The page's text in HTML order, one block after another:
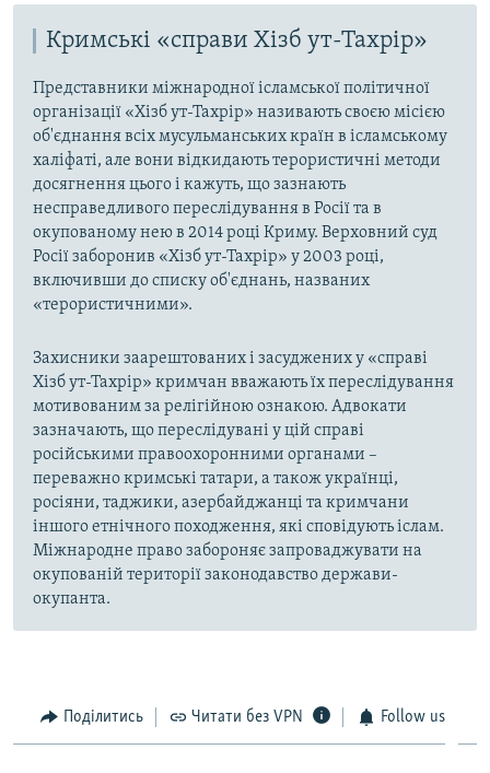
Кримські «справи Хізб ут-Тахрір»
Представники міжнародної ісламської політичної
організації «Хізб ут-Тахрір» називають своєю місією
об'єднання всіх мусульманських країн в ісламському
халіфаті, але вони відкидають терористичні методи
досягнення цього і кажуть, що зазнають
несправедливого переслідування в Росії та в
окупованому нею в 2014 році Криму. Верховний суд
Росії заборонив «Хізб ут-Тахрір» у 2003 році,
включивши до списку об'єднань, названих
«терористичними».
Захисники заарештованих і засуджених у «справі
Хізб ут-Тахрір» кримчан вважають їх переслідування
мотивованим за релігійною ознакою. Адвокати
зазначають, що переслідувані у цій справі
російськими правоохоронними органами –
переважно кримські татари, а також українці,
росіяни, таджики, азербайджанці та кримчани
іншого етнічного походження, які сповідують іслам.
Міжнародне право забороняє запроваджувати на
окупованій території законодавство держави-
окупанта.
Поділитись Читати без VPN Follow us